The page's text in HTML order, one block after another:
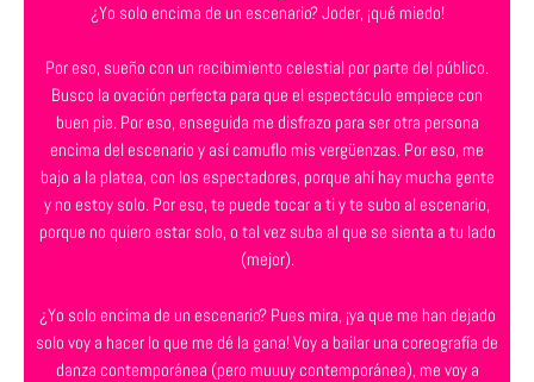
¿Yo solo encima de un escenario? Joder, ¡qué miedo!
Por eso, sueño con un recibimiento celestial por parte del público.
Busco la ovación perfecta para que el espectáculo empiece con
buen pie. Por eso, enseguida me disfrazo para ser otra persona
encima del escenario y así camuflo mis vergüenzas. Por eso, me
bajo a la platea, con los espectadores, porque ahí hay mucha gente
y no estoy solo. Por eso, te puede tocar a ti y te subo al escenario,
porque no quiero estar solo, o tal vez suba al que se sienta a tu lado
(mejor).
¿Yo solo encima de un escenario? Pues mira, ¡ya que me han dejado
solo voy a hacer lo que me dé la gana! Voy a bailar una coreografía de
danza contemporánea (pero muuuy contemporánea), me voy a